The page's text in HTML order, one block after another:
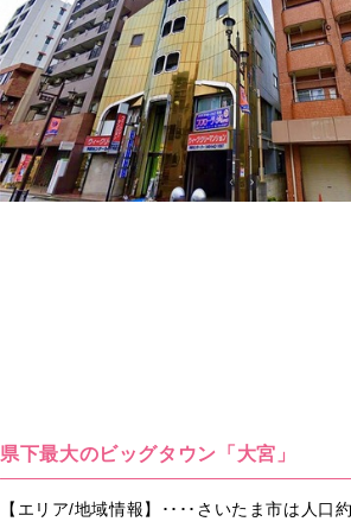
県下最大のビッグタウン「大宮」
【エリア/地域情報】････さいたま市は人